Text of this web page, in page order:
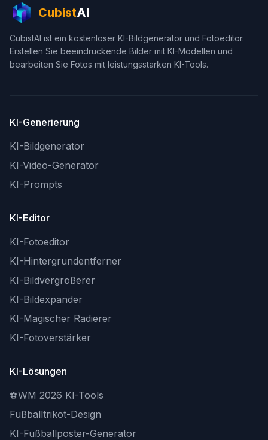
CubistAI
CubistAI ist ein kostenloser KI-Bildgenerator und Fotoeditor.
Erstellen Sie beeindruckende Bilder mit KI-Modellen und
bearbeiten Sie Fotos mit leistungsstarken KI-Tools.
KI-Generierung
KI-Bildgenerator
KI-Video-Generator
KI-Prompts
KI-Editor
KI-Fotoeditor
KI-Hintergrundentferner
KI-Bildvergrößerer
KI-Bildexpander
KI-Magischer Radierer
KI-Fotoverstärker
KI-Lösungen
⚽WM 2026 KI-Tools
Fußballtrikot-Design
KI-Fußballposter-Generator